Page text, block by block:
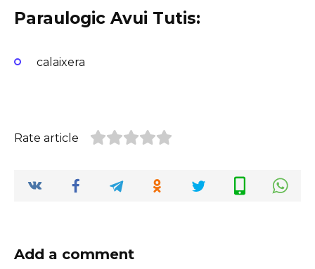
Paraulogic Avui Tutis:
calaixera
Rate article
Add a comment